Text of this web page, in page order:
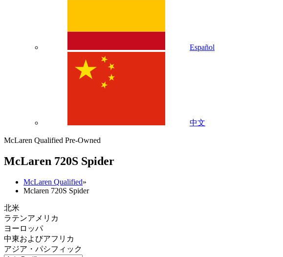
Español
中文
McLaren Qualified Pre-Owned
McLaren 720S Spider
McLaren Qualified»
Mclaren 720S Spider
北米
ラテンアメリカ
ヨーロッパ
中東およびアフリカ
アジア・パシフィック